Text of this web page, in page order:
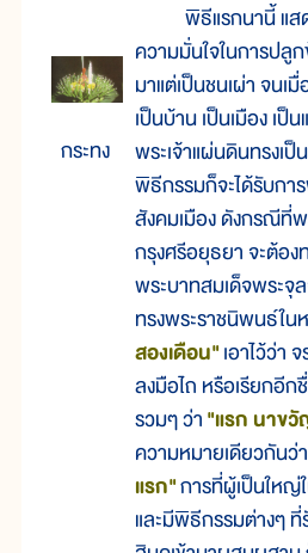
กระทง
พิธีแรกนานี้ แสดง
ความมั่นใจในการปลู
มาแต่เป็นชนเผ่า จน
เป็นบ้าน เป็นเมือง เ
พระเจ้าแผ่นดินทรงเป็
พิธีกรรมก็จะได้รับกา
สังคมเมือง ดังกรณีที่
กรุงศรีอยุธยา จะต้อ
พระบาทสมเด็จพระจุ
ทรงพระราชนิพนธ์ใน
สองเดือน"เอาไว้ว่า
ลงมือไถ หรือเรียกอี
รวมๆ ว่า"แรก นาข
ความหมายเดียวกันว่า
แรก"การที่ผู้เป็นใหญ่
และมีพิธีกรรมต่างๆ